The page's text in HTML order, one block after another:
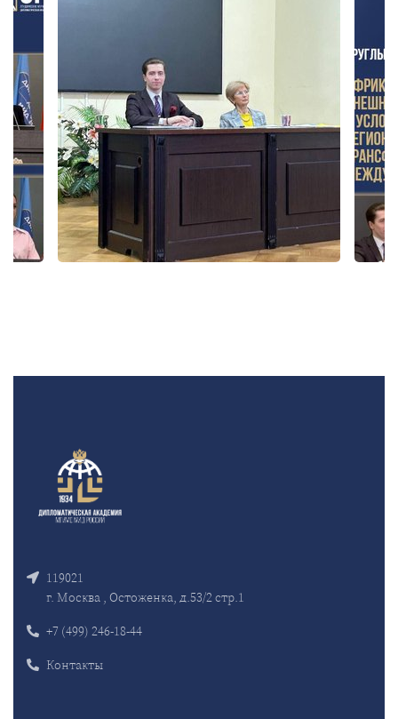
119021
г. Москва , Остоженка, д.53/2 стр.1
+7 (499) 246-18-44
Контакты